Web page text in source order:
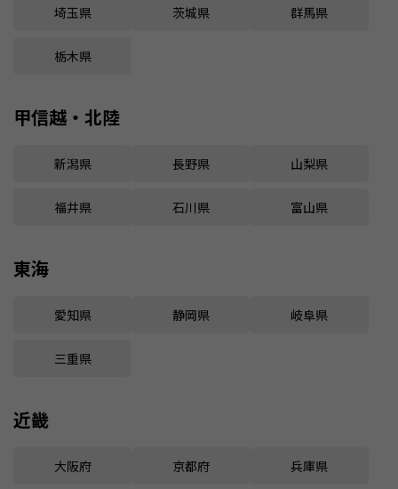
埼玉県 茨城県 群馬県
栃木県
甲信越・北陸
新潟県 長野県 山梨県
福井県 石川県 富山県
東海
愛知県 静岡県 岐阜県
三重県
近畿
大阪府 京都府 兵庫県